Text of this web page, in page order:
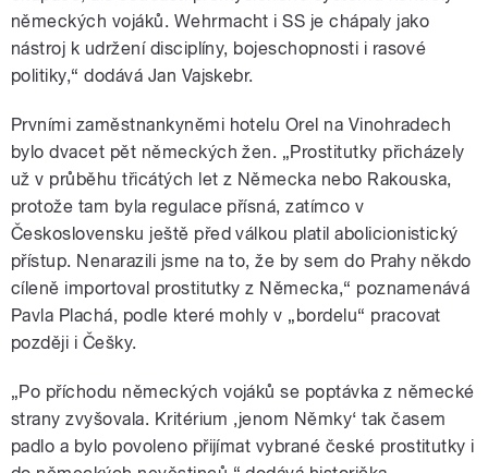
německých vojáků. Wehrmacht i SS je chápaly jako
nástroj k udržení disciplíny, bojeschopnosti i rasové
politiky,“ dodává Jan Vajskebr.
Prvními zaměstnankyněmi hotelu Orel na Vinohradech
bylo dvacet pět německých žen. „Prostitutky přicházely
už v průběhu třicátých let z Německa nebo Rakouska,
protože tam byla regulace přísná, zatímco v
Československu ještě před válkou platil abolicionistický
přístup. Nenarazili jsme na to, že by sem do Prahy někdo
cíleně importoval prostitutky z Německa,“ poznamenává
Pavla Plachá, podle které mohly v „bordelu“ pracovat
později i Češky.
„Po příchodu německých vojáků se poptávka z německé
strany zvyšovala. Kritérium ‚jenom Němky‘ tak časem
padlo a bylo povoleno přijímat vybrané české prostitutky i